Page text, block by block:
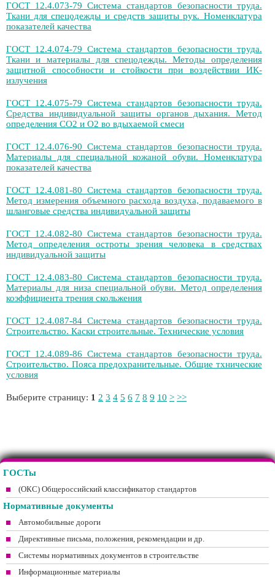
ГОСТ 12.4.073-79 Система стандартов безопасности труда.
Ткани для спецодежды и средств защиты рук. Номенклатура
показателей качества
ГОСТ 12.4.074-79 Система стандартов безопасности труда.
Ткани и материалы для спецодежды. Методы определения
защитной способности и стойкости при воздействии ИК-
излучения
ГОСТ 12.4.075-79 Система стандартов безопасности труда.
Средства индивидуальной защиты органов дыхания. Метод
определения СО2 и О2 во вдыхаемой смеси
ГОСТ 12.4.076-90 Система стандартов безопасности труда.
Материалы для специальной кожаной обуви. Номенклатура
показателей качества
ГОСТ 12.4.081-80 Система стандартов безопасности труда.
Метод измерения объемного расхода воздуха, подаваемого в
шланговые средства индивидуальной защиты
ГОСТ 12.4.082-80 Система стандартов безопасности труда.
Метод определения остроты зрения человека в средствах
индивидуальной защиты
ГОСТ 12.4.083-80 Система стандартов безопасности труда.
Материалы для низа специальной обуви. Метод определения
коэффициента трения скольжения
ГОСТ 12.4.087-84 Система стандартов безопасности труда.
Строительство. Каски строительные. Технические условия
ГОСТ 12.4.089-86 Система стандартов безопасности труда.
Строительство. Пояса предохранительные. Общие тхнические
условия
Выберите страницу: 1 2 3 4 5 6 7 8 9 10 > >>
ГОСТы
(ОКС) Общероссийский классификатор стандартов
Нормативные документы
Автомобильные дороги
Директивные письма, положения, рекомендации и др.
Системы нормативных документов в строительстве
Информационные материалы